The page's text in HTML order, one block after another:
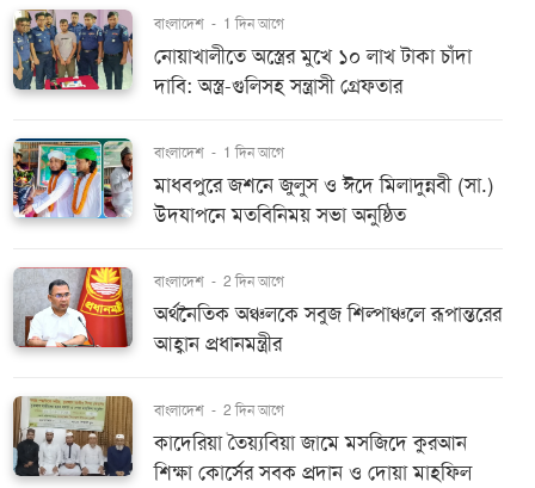
বাংলাদেশ - 1 দিন আগে
নোয়াখালীতে অস্ত্রের মুখে ১০ লাখ টাকা চাঁদা
দাবি: অস্ত্র-গুলিসহ সন্ত্রাসী গ্রেফতার
বাংলাদেশ - 1 দিন আগে
মাধবপুরে জশনে জুলুস ও ঈদে মিলাদুন্নবী (সা.)
উদযাপনে মতবিনিময় সভা অনুষ্ঠিত
বাংলাদেশ - 2 দিন আগে
অর্থনৈতিক অঞ্চলকে সবুজ শিল্পাঞ্চলে রূপান্তরের
আহ্বান প্রধানমন্ত্রীর
বাংলাদেশ - 2 দিন আগে
কাদেরিয়া তৈয়্যবিয়া জামে মসজিদে কুরআন
শিক্ষা কোর্সের সবক প্রদান ও দোয়া মাহফিল